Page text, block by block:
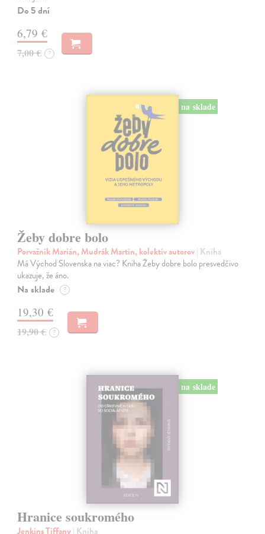
Do 5 dní
6,79 €
7,00 € ?
na sklade
Žeby dobre bolo
Porvažník Marián, Mudrák Martin, kolektív autorov| Kniha
Má Východ Slovenska na viac? Kniha Žeby dobre bolo presvedčivo
ukazuje, že áno.
Na sklade ?
19,30 €
19,90 € ?
na sklade
Hranice soukromého
Jenkins Tiffany| Kniha